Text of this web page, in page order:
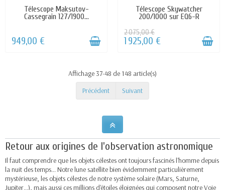
Télescope Maksutov-
Cassegrain 127/1900...
949,00 €
Télescope Skywatcher
200/1000 sur EQ6-R
2 075,00 €
1 925,00 €
Affichage 37-48 de 148 article(s)
Précédent
Suivant
Retour aux origines de l'observation astronomique
Il faut comprendre que les objets célestes ont toujours fascinés l'homme depuis
la nuit des temps... Notre lune satellite bien évidemment particulièrement
mystérieuse, les objets célestes de notre système solaire (Mars, Saturne,
Jupiter...), mais aussi ces millions d'étoiles éloignées qui composent notre Voie